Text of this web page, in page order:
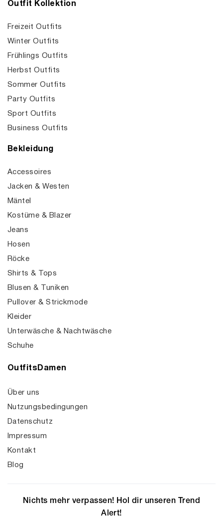
Outfit Kollektion
Freizeit Outfits
Winter Outfits
Frühlings Outfits
Herbst Outfits
Sommer Outfits
Party Outfits
Sport Outfits
Business Outfits
Bekleidung
Accessoires
Jacken & Westen
Mäntel
Kostüme & Blazer
Jeans
Hosen
Röcke
Shirts & Tops
Blusen & Tuniken
Pullover & Strickmode
Kleider
Unterwäsche & Nachtwäsche
Schuhe
OutfitsDamen
Über uns
Nutzungsbedingungen
Datenschutz
Impressum
Kontakt
Blog
Nichts mehr verpassen! Hol dir unseren Trend
Alert!